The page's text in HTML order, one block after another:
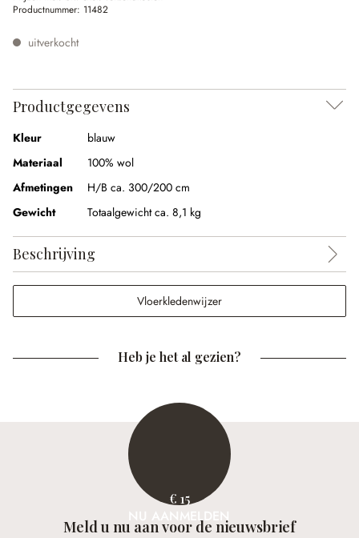
Productnummer: 11482
uitverkocht
Productgegevens
Kleur
blauw
Materiaal
100% wol
Afmetingen
H/B ca. 300/200 cm
Gewicht
Totaalgewicht ca. 8,1 kg
Beschrijving
Vloerkledenwijzer
Heb je het al gezien?
€ 15
NU AANMELDEN
Meld u nu aan voor de nieuwsbrief